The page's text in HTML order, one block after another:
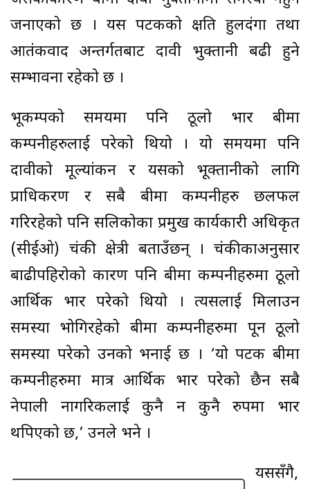
जनाएको छ । यस पटकको क्षति हुलदंगा तथा
आतंकवाद अन्तर्गतबाट दावी भुक्तानी बढी हुने
सम्भावना रहेको छ ।
भूकम्पको समयमा पनि ठूलो भार बीमा
कम्पनीहरुलाई परेको थियो । यो समयमा पनि
दावीको मूल्यांकन र यसको भूक्तानीको लागि
प्राधिकरण र सबै बीमा कम्पनीहरु छलफल
गरिरहेको पनि सलिकोका प्रमुख कार्यकारी अधिकृत
(सीईओ) चंकी क्षेत्री बताउँछन् । चंकीकाअनुसार
बाढीपहिरोको कारण पनि बीमा कम्पनीहरुमा ठूलो
आर्थिक भार परेको थियो । त्यसलाई मिलाउन
समस्या भोगिरहेको बीमा कम्पनीहरुमा पून ठूलो
समस्या परेको उनको भनाई छ । ‘यो पटक बीमा
कम्पनीहरुमा मात्र आर्थिक भार परेको छैन सबै
नेपाली नागरिकलाई कुनै न कुनै रुपमा भार
थपिएको छ,’ उनले भने ।
यससँगै,